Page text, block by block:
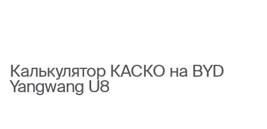
Калькулятор КАСКО на BYD
Yangwang U8